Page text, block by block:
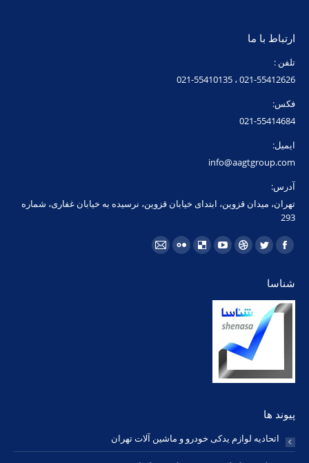
ارتباط با ما
تلفن :
021-55412626 ، 021-55410135
فکس:
021-55414684
ایمیل:
info@aagtgroup.com
آدرس:
تهران، میدان قزوین، ابتدای خیابان قزوین، نرسیده به خیابان غفاری، شماره
293
مارا در اینجا پیدا کنید:
فیسبوک
opens
in
new
window
توئیتر
new
window
Dribbble
in
new
window
یوتیوب
in
new
Delicious
فلیکرایمیل
شناسا
پیوند ها
اتحادیه لوازم یدکی خودرو و ماشین آلات تهران